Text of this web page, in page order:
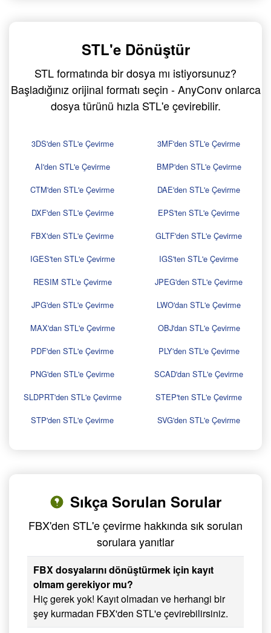
STL'e Dönüştür
STL formatında bir dosya mı istiyorsunuz?
Başladığınız orijinal formatı seçin - AnyConv onlarca
dosya türünü hızla STL'e çevirebilir.
3DS'den STL'e Çevirme
3MF'den STL'e Çevirme
AI'den STL'e Çevirme
BMP'den STL'e Çevirme
CTM'den STL'e Çevirme
DAE'den STL'e Çevirme
DXF'den STL'e Çevirme
EPS'ten STL'e Çevirme
FBX'den STL'e Çevirme
GLTF'den STL'e Çevirme
IGES'ten STL'e Çevirme
IGS'ten STL'e Çevirme
RESIM STL'e Çevirme
JPEG'den STL'e Çevirme
JPG'den STL'e Çevirme
LWO'dan STL'e Çevirme
MAX'dan STL'e Çevirme
OBJ'dan STL'e Çevirme
PDF'den STL'e Çevirme
PLY'den STL'e Çevirme
PNG'den STL'e Çevirme
SCAD'dan STL'e Çevirme
SLDPRT'den STL'e Çevirme
STEP'ten STL'e Çevirme
STP'den STL'e Çevirme
SVG'den STL'e Çevirme
Sıkça Sorulan Sorular
FBX'den STL'e çevirme hakkında sık sorulan
sorulara yanıtlar
FBX dosyalarını dönüştürmek için kayıt
olmam gerekiyor mu?
Hiç gerek yok! Kayıt olmadan ve herhangi bir
şey kurmadan FBX'den STL'e çevirebilirsiniz.